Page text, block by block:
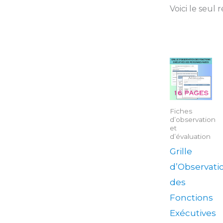
Voici le seul
Fiches
d’observation
et
d’évaluation
Grille
des
Fonctions
Exécutives